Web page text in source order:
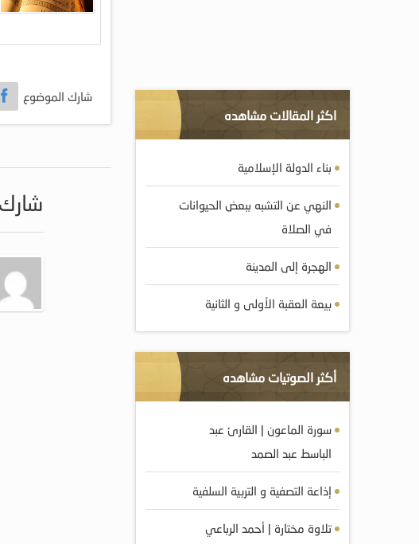
شارك الموضوع
اكثر المقالات مشاهده
بناء الدولة الإسلامية
النهي عن التشبه ببعض الحيوانات
في الصلاة
الهجرة إلى المدينة
بيعة العقبة الأولى و الثانية
أكثر الصوتيات مشاهده
سورة الماعون | القارئ عبد
الباسط عبد الصمد
إذاعة التصفية و التربية السلفية
تلاوة مختارة | أحمد الرباعي